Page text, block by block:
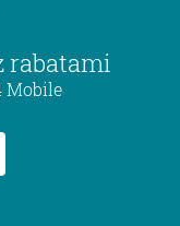
rabatami
Mobile